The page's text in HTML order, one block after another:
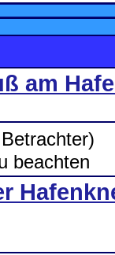
am
beachten